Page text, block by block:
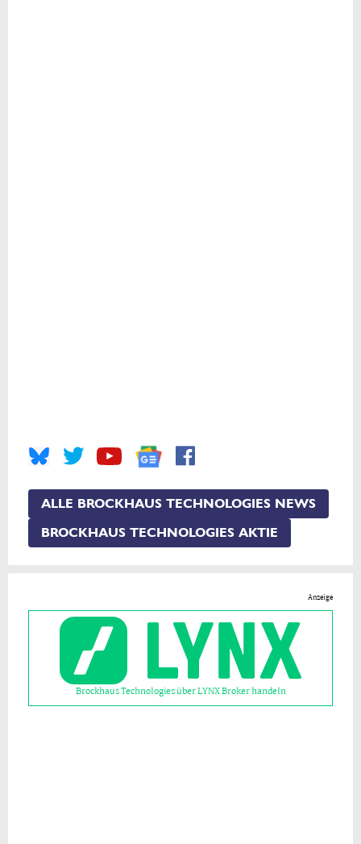
ALLE BROCKHAUS TECHNOLOGIES NEWS
BROCKHAUS TECHNOLOGIES AKTIE
Anzeige
Brockhaus Technologies über LYNX Broker handeln